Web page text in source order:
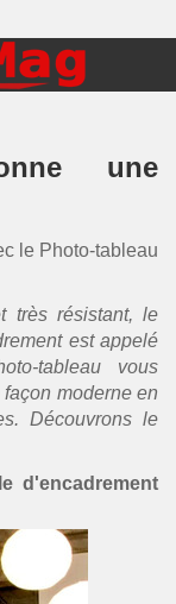
une
le Photo-tableau
très résistant, le
est appelé
tableau vous
moderne en
Découvrons le
d'encadrement